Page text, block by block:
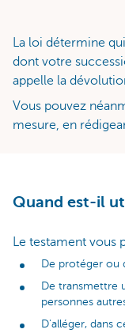
La loi détermine
dont votre
appelle la
Vous pouvez
mesure, en
Quand est-il
Le testament vous
De protéger ou
De transmettre
personnes
D'alléger, dans